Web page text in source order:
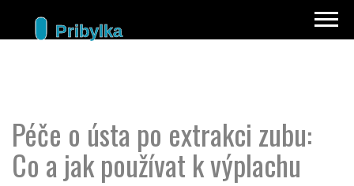
Péče o ústa po extrakci zubu:
Co a jak používat k výplachu